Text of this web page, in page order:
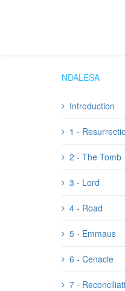
NDALESA
Introduction
1 -
2 - The Tomb
3 - Lord
4 - Road
5 - Emmaus
6 - Cenacle
7 -